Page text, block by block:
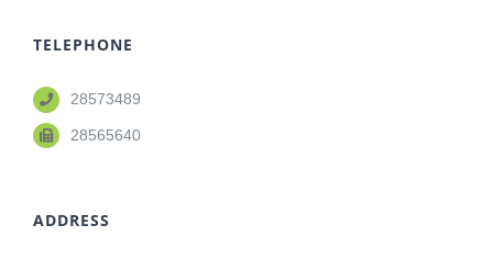
TELEPHONE
28573489
28565640
ADDRESS